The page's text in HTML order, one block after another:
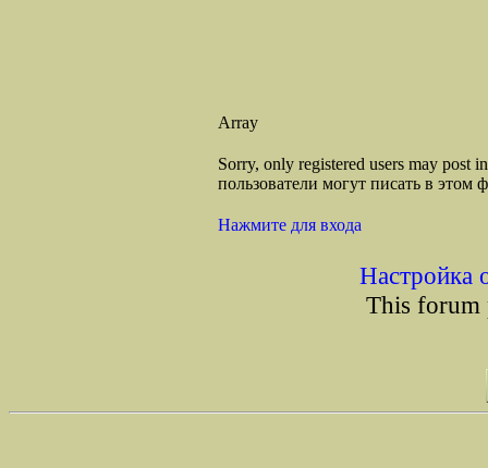
Array
Sorry, only registered users may post
пользователи могут писать в этом
Нажмите для входа
Настройка
This